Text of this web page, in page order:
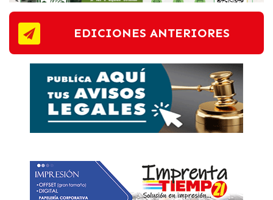
EDICIONES ANTERIORES